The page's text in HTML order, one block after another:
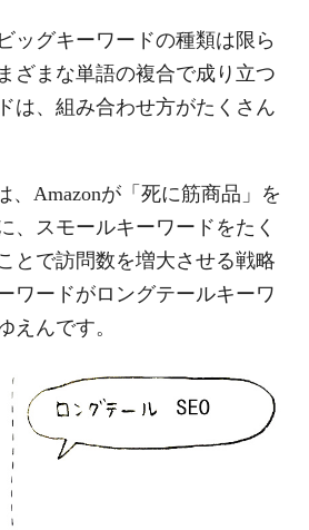
ッグキーワードの種類は限ら
ざまな単語の複合で成り立つ
は、組み合わせ方がたくさん
、Amazonが「死に筋商品」を
、スモールキーワードをたく
とで訪問数を増大させる戦略
ワードがロングテールキーワ
えんです。